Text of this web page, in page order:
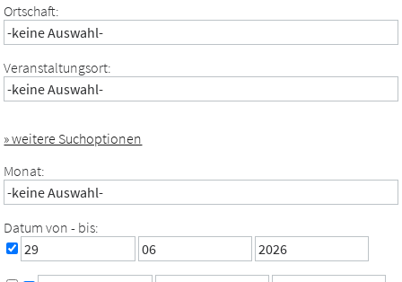
Ortschaft:
Veranstaltungsort:
» weitere Suchoptionen
Monat:
Datum von - bis: